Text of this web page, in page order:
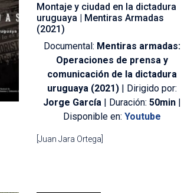
Montaje y ciudad en la dictadura
uruguaya | Mentiras Armadas
(2021)
Documental: Mentiras armadas:
Operaciones de prensa y
comunicación de la dictadura
uruguaya (2021)| Dirigido por:
Jorge García| Duración: 50min|
Disponible en: Youtube
[Juan Jara Ortega]